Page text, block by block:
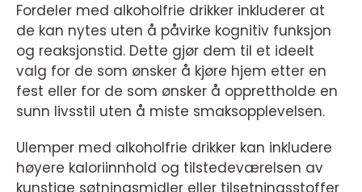
Fordeler med alkoholfrie drikker inkluderer at
de kan nytes uten å påvirke kognitiv funksjon
og reaksjonstid. Dette gjør dem til et ideelt
valg for de som ønsker å kjøre hjem etter en
fest eller for de som ønsker å opprettholde en
sunn livsstil uten å miste smaksopplevelsen.
Ulemper med alkoholfrie drikker kan inkludere
høyere kaloriinnhold og tilstedeværelsen av